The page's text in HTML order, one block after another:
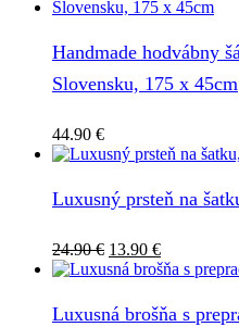
Handmade hodvábny
Slovensku, 175 x 45cm
44.90 €
Luxusný prsteň na
24.90€ Pôvodná
cena
24.90 €.
13.90 €Aktuálna
cena
13.90 €.
Luxusná brošňa s